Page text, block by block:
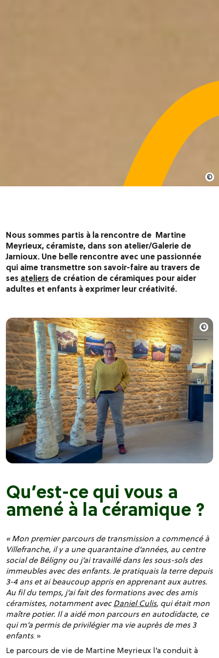
Nous sommes partis à la rencontre de Martine
Meyrieux, céramiste, dans son atelier/Galerie de
Jarnioux. Une belle rencontre avec une passionnée
qui aime transmettre son savoir-faire au travers de
ses ateliers de création de céramiques pour aider
adultes et enfants à exprimer leur créativité.
Qu’est-ce qui vous a
amené à la céramique ?
« Mon premier parcours de transmission a commencé à
Villefranche, il y a une quarantaine d’années, au centre
social de Béligny ou j’ai travaillé dans les sous-sols des
immeubles avec des enfants. Je pratiquais la terre depuis
3-4 ans et ai beaucoup appris en apprenant aux autres.
Au fil du temps, j’ai fait des formations avec des amis
céramistes, notamment avecDaniel Culis, qui était mon
maître potier. Il a aidé mon parcours en autodidacte, ce
qui m’a permis de privilégier ma vie auprès de mes 3
enfants. »
Le parcours de vie de Martine Meyrieux l’a conduit à